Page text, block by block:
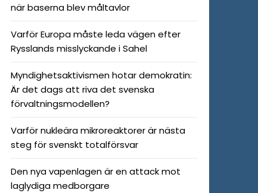
när baserna blev måltavlor
Varför Europa måste leda vägen efter
Rysslands misslyckande i Sahel
Myndighetsaktivismen hotar demokratin:
Är det dags att riva det svenska
förvaltningsmodellen?
Varför nukleära mikroreaktorer är nästa
steg för svenskt totalförsvar
Den nya vapenlagen är en attack mot
laglydiga medborgare